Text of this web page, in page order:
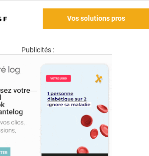
Vos solutions pros
Publicités :